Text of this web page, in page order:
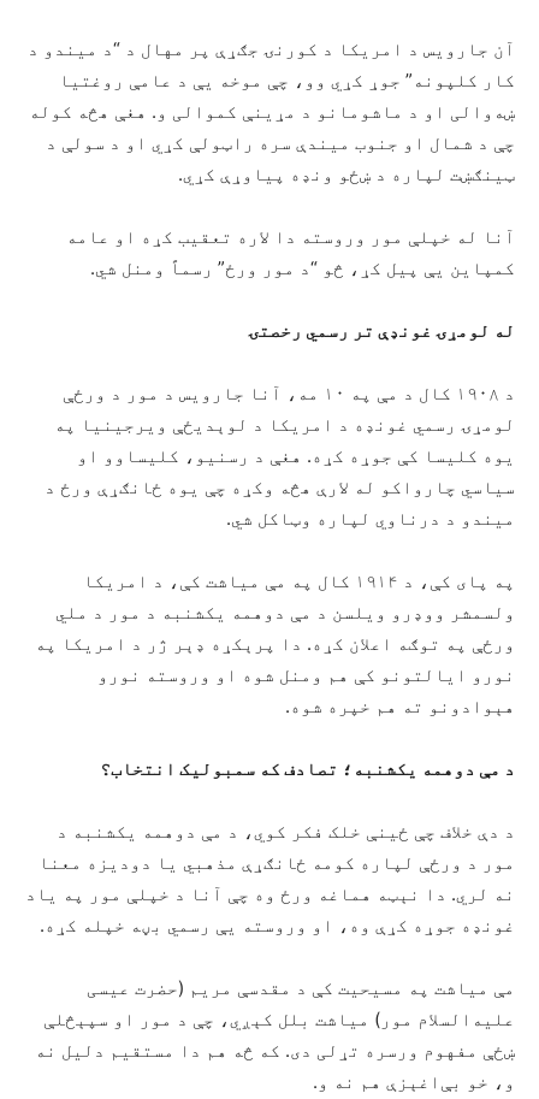
آن جارویس د امریکا د کورنۍ جګړې پر مهال د “د میندو د
کار کلپونه” جوړ کړي وو، چې موخه ‌یې د عامې روغتیا
ښه‌والی او د ماشومانو د مړینې کموالی و. هغې هڅه کوله
چې د شمال او جنوب میندې سره راټولې کړي او د سولې د
ټینګښت لپاره د ښځو ونډه پیاوړې کړي.
آنا له خپلې مور وروسته دا لاره تعقیب کړه او عامه
کمپاین یې پیل کړ، څو “د مور ورځ” رسماً ومنل شي.
له لومړۍ غونډې تر رسمي رخصتۍ
د ۱۹۰۸ کال د مې په ۱۰ مه، آنا جارویس د مور د ورځې
لومړۍ رسمي غونډه د امریکا د لوېدیځې ویرجینیا په
یوه کلیسا کې جوړه کړه. هغې د رسنیو، کلیساوو او
سیاسي چارواکو له لارې هڅه وکړه چې یوه ځانګړې ورځ د
میندو د درناوي لپاره وټاکل شي.
په پای کې، د ۱۹۱۴ کال په مې میاشت کې، د امریکا
ولسمشر ووډرو ویلسن د مې دوهمه یکشنبه د مور د ملي
ورځې په توګه اعلان کړه. دا پرېکړه ډېر ژر د امریکا په
نورو ایالتونو کې هم ومنل شوه او وروسته نورو
هېوادونو ته هم خپره شوه.
د مې دو همه یکشنبه؛ تصادف که سمبولیک انتخاب؟
د دې خلاف چې ځینې خلک فکر کوي، د مې دوهمه یکشنبه د
مور د ورځې لپاره کومه ځانګړې مذهبي یا دودیزه معنا
نه لري. دا نېټه هماغه ورځ وه چې آنا د خپلې مور په یاد
غونډه جوړه کړې وه، او وروسته یې رسمي بڼه خپله کړه.
مې میاشت په مسیحیت کې د مقدسې مریم (حضرت عیسی
علیه‌السلام مور) میاشت بلل کېږي، چې د مور او سپېڅلې
ښځې مفهوم ورسره تړلی دی. که څه هم دا مستقیم دلیل نه
و، خو بې‌اغېزې هم نه و.